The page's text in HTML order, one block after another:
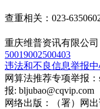
查重相关：023-
重庆维普资讯有限公司
50019002500403
违法和不良信息举报
网算法推荐专项举报
报: bljubao@cqvip.com
网络出版：（署）网